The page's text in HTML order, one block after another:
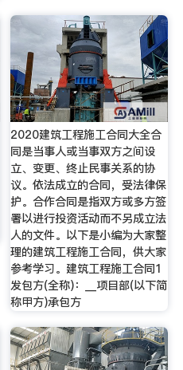
2020建筑工程施工合同大全合
同是当事人或当事双方之间设
立、变更、终止民事关系的协
议。依法成立的合同，受法律保
护。合作合同是指双方或多方签
署以进行投资活动而不另成立法
人的文件。以下是小编为大家整
理的建筑工程施工合同，供大家
参考学习。建筑工程施工合同1
发包方(全称)：__项目部(以下简
称甲方)承包方